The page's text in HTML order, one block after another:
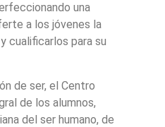
una
a los jóvenes la
cualificarlos para su
de ser, el Centro
de los alumnos,
del ser humano, de